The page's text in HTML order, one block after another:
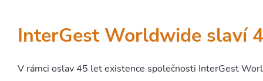
InterGest Worldwide slaví
V rámci oslav 45 let existence společnosti InterGest